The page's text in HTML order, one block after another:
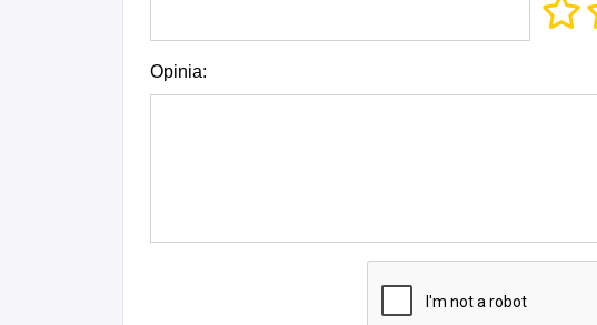
Opinia: